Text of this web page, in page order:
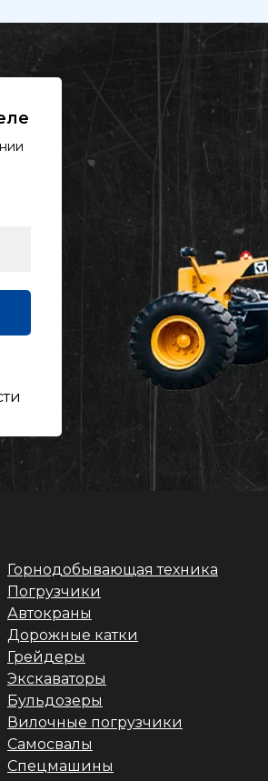
Горнодобывающая техника
Погрузчики
Автокраны
Дорожные катки
Грейдеры
Экскаваторы
Бульдозеры
Вилочные погрузчики
Самосвалы
Спецмашины